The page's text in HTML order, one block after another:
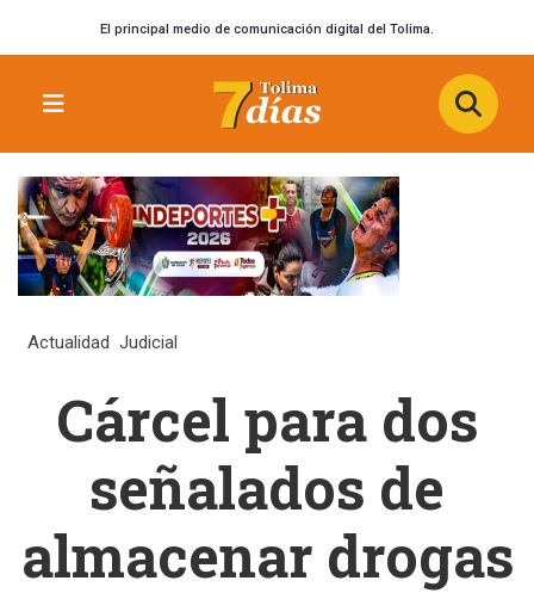
El principal medio de comunicación digital del Tolima.
Actualidad Judicial
Cárcel para dos
señalados de
almacenar drogas